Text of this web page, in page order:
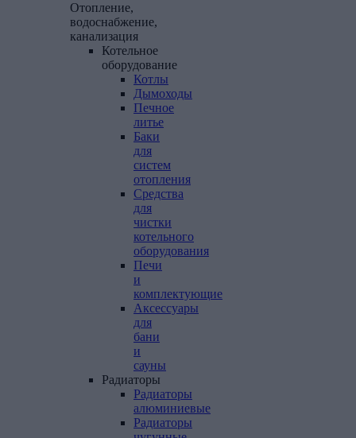
Отопление,
водоснабжение,
канализация
Котельное
оборудование
Котлы
Дымоходы
Печное
литье
Баки
для
систем
отопления
Средства
для
чистки
котельного
оборудования
Печи
и
комплектующие
Аксессуары
для
бани
и
сауны
Радиаторы
Радиаторы
алюминиевые
Радиаторы